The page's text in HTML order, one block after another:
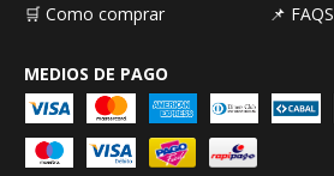
🛒 Como comprar
📌 FAQS
MEDIOS DE PAGO